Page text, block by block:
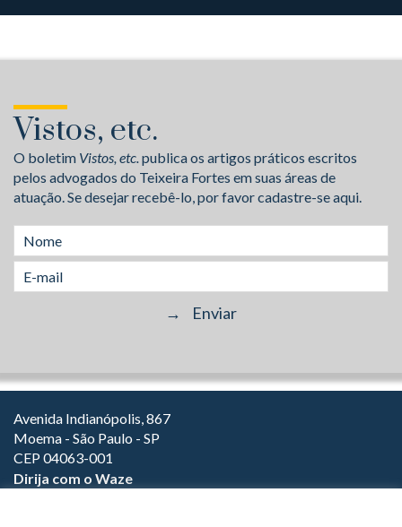
Vistos, etc.
O boletim Vistos, etc.publica os artigos práticos escritos
pelos advogados do Teixeira Fortes em suas áreas de
atuação. Se desejar recebê-lo, por favor cadastre-se aqui.
Avenida Indianópolis, 867
Moema - São Paulo - SP
CEP 04063-001
Dirija com o Waze